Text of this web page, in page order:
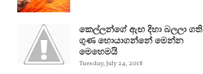
කෙල්ලන්ගේ ඇඟ දිහා බලලා ගති
ගුණ හොයාගන්නේ මෙන්න
මෙහෙමයි
Tuesday, July 24, 2018